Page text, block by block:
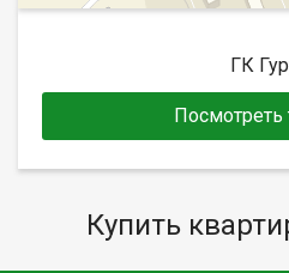
ГК
Посмотреть
Купить